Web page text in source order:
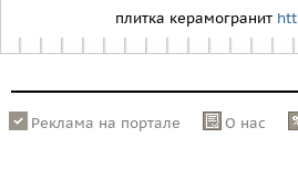
плитка керамогранит
Реклама на портале О нас